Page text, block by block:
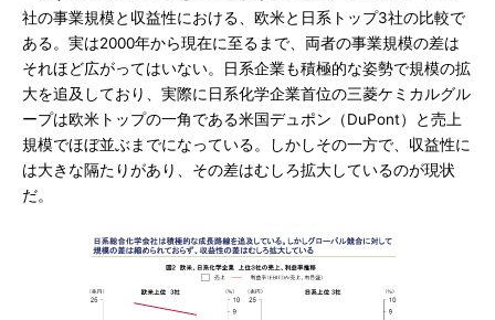
社の事業規模と収益性における、欧米と日系トップ3社の比較で
ある。実は2000年から現在に至るまで、両者の事業規模の差は
それほど広がってはいない。日系企業も積極的な姿勢で規模の拡
大を追及しており、実際に日系化学企業首位の三菱ケミカルグル
ープは欧米トップの一角である米国デュポン（DuPont）と売上
規模でほぼ並ぶまでになっている。しかしその一方で、収益性に
は大きな隔たりがあり、その差はむしろ拡大しているのが現状
だ。